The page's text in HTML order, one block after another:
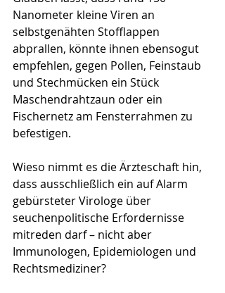
Nanometer kleine Viren an
selbstgenähten Stofflappen
abprallen, könnte ihnen ebensogut
empfehlen, gegen Pollen, Feinstaub
und Stechmücken ein Stück
Maschendrahtzaun oder ein
Fischernetz am Fensterrahmen zu
befestigen.
Wieso nimmt es die Ärzteschaft hin,
dass ausschließlich ein auf Alarm
gebürsteter Virologe über
seuchenpolitische Erfordernisse
mitreden darf – nicht aber
Immunologen, Epidemiologen und
Rechtsmediziner?